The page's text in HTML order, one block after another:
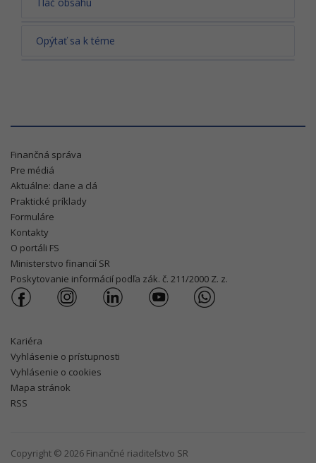
Opýtať sa k téme
Finančná správa
Pre médiá
Aktuálne: dane a clá
Praktické príklady
Formuláre
Kontakty
O portáli FS
Ministerstvo financií SR
Poskytovanie informácií podľa zák. č. 211/2000 Z. z.
Kariéra
Vyhlásenie o prístupnosti
Vyhlásenie o cookies
Mapa stránok
RSS
Copyright © 2026 Finančné riaditeľstvo SR